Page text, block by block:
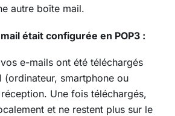
autre boîte mail.
était configurée en POP3 :
e-mails ont été téléchargés
(ordinateur, smartphone ou
Une fois téléchargés,
et ne restent plus sur le